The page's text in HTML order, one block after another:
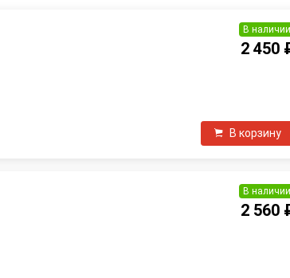
В наличии
2 450
В корзину
В наличии
2 560